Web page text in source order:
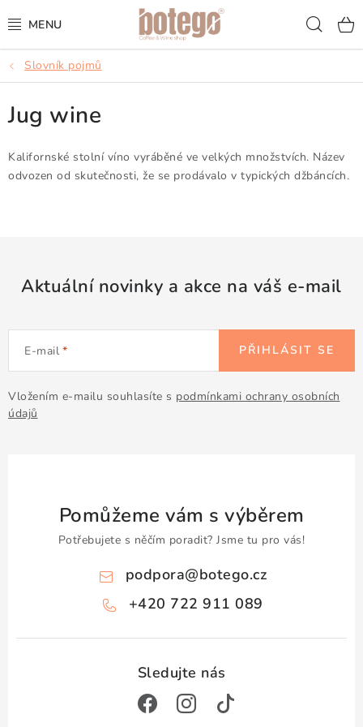
na
KÁVA
FRAPPÉ
VÍNA
ČAJ & ČOKOLÁDA
Doprava a platba
Obchodní podmínky
Podmínky ochrany osobních údajů
Hodnocení obchodu
Kontakty
Slovník pojmů
Jug wine
Kalifornské stolní víno vyráběné ve velkých množstvích. Název
odvozen od skutečnosti, že se prodávalo v typických džbáncích.
Aktuální novinky a akce na váš e-mail
E-mail
Vložením e-mailu souhlasíte s podmínkami ochrany osobních
údajů
PŘIHLÁSIT SE
Pomůžeme vám s výběrem
Potřebujete s něčím poradit? Jsme tu pro vás!
podpora@botego.cz
+420 722 911 089